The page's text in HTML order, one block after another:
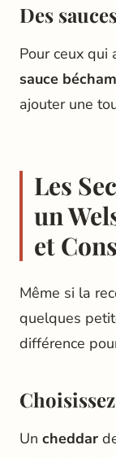
Des
Pour ceux qui
sauce
ajouter une
Les
un
et
Même si la
quelques
différence
Un cheddar